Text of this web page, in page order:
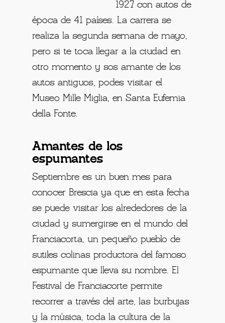
1927 con autos de
época de 41 países. La carrera se
realiza la segunda semana de mayo,
pero si te toca llegar a la ciudad en
otro momento y sos amante de los
autos antiguos, podes visitar el
Museo Mille Miglia, en Santa Eufemia
della Fonte.
Amantes de los
espumantes
Septiembre es un buen mes para
conocer Brescia ya que en esta fecha
se puede visitar los alrededores de la
ciudad y sumergirse en el mundo del
Franciacorta, un pequeño pueblo de
sutiles colinas productora del famoso
espumante que lleva su nombre. El
Festival de Franciacorte permite
recorrer a través del arte, las burbujas
y la música, toda la cultura de la